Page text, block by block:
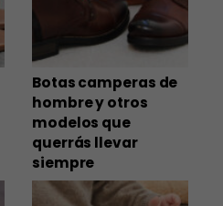
Botas camperas de
hombre y otros
modelos que
querrás llevar
siempre